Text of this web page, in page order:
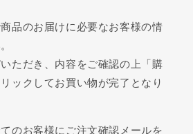
商品のお届けに必要なお客様の情
ただき、内容をご確認の上「購
ックしてお買い物が完了となり
のお客様にご注文確認メールを